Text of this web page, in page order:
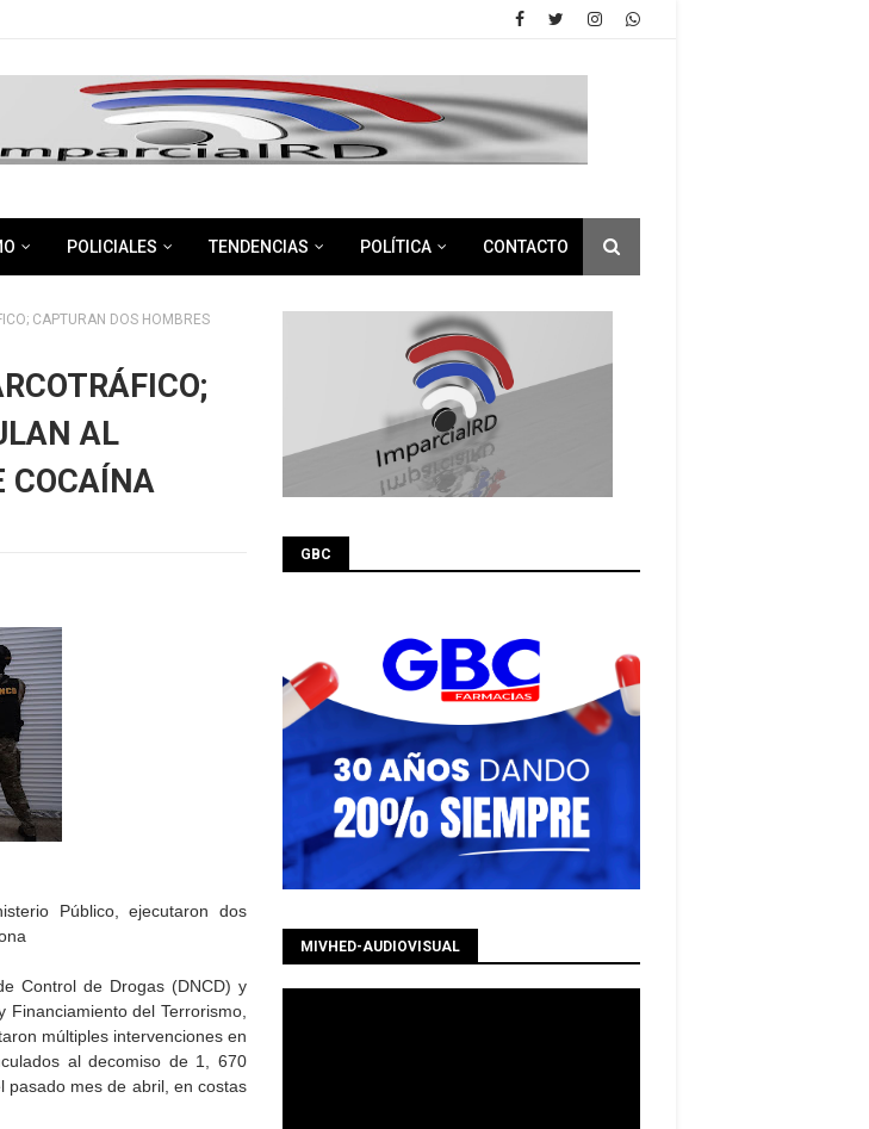
POLICIALES TENDENCIAS POLÍTICA CONTACTO
CAPTURAN DOS HOMBRES
AL
COCAÍNA
Público, ejecutaron dos
Control de Drogas (DNCD) y
del Terrorismo,
múltiples intervenciones en
al decomiso de 1, 670
pasado mes de abril, en costas
GBC
MIVHED-AUDIOVISUAL